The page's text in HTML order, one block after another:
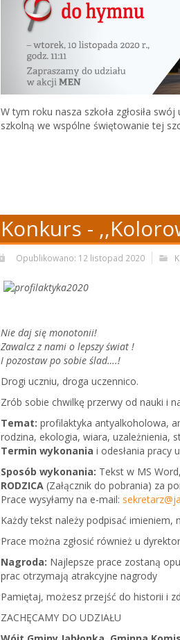
W tym roku nasza szkoła zgłosiła
szkolną we wspólne świętowanie tej
Konkurs -
Opublikowano: 12 listopad 2020
Nie daj się monotonii!
Zawalcz z nami o lepszy świat !
I pozostaw po sobie ślad….!
Drogi uczniu, droga uczennico.
Zrób sobie chwilkę przerwy od nauki i
Temat: profilaktyka antyalkoholowa,
rodzina, ekologia, wiara, uzależnienia,
Termin wykonania i odesłania pracy
Sposób wykonania: Tekst w MS
RODZICA(Załącznik do pobrania) za
Prace wysyłamy na e-mail:
Każdy tekst należy podpisać imieniem,
Prace można zgłosić również u
Nagroda: Najlepsze prace zostaną
prac otrzymają atrakcyjne nagrody
Pamiętaj, możesz przejść do historii i
ZACHĘCAMY DO UDZIAŁU